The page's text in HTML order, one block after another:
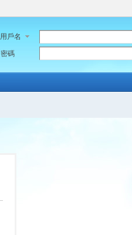
用戶名
密碼